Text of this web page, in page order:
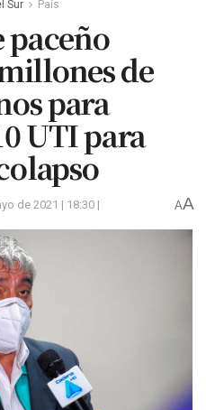
Sur País
de
para
UTI para
de 2021 | 18:30 | AA